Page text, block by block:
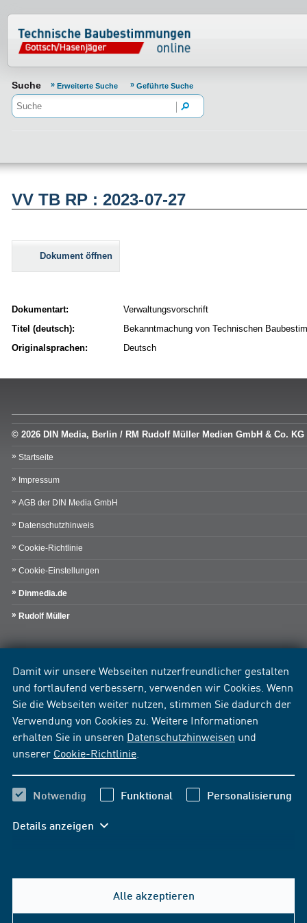
Damit wir unsere Webseiten nutzerfreundlicher gestalten
und fortlaufend verbessern, verwenden wir Cookies. Wenn
Sie die Webseiten weiter nutzen, stimmen Sie dadurch der
Verwendung von Cookies zu. Weitere Informationen
erhalten Sie in unseren Datenschutzhinweisen und
unserer Cookie-Richtlinie
Notwendig Funktional Personalisierung
Details anzeigen
Alle akzeptieren
Normenportal Barrierefreiheit
Suche Erweiterte Suche Geführte Suche
VV TB RP : 2023-07-27
Dokument öffnen
Dokumentart:
Verwaltungsvorschrift
Titel (deutsch):
Bekanntmachung von Technischen
Originalsprachen:
Deutsch
© 2026 DIN Media, Berlin / RM Rudolf Müller Medien GmbH & Co. KG
Startseite
Impressum
AGB der DIN Media GmbH
Datenschutzhinweis
Cookie-Richtlinie
Cookie-Einstellungen
Dinmedia.de
Rudolf Müller
Hilfe & Kontakt